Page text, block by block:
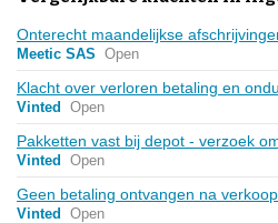
Onterecht maandelijkse
Meetic SAS Open
Klacht over verloren betaling en
Vinted Open
Pakketten vast bij depot - verzoek
Vinted Open
Geen betaling ontvangen na
Vinted Open